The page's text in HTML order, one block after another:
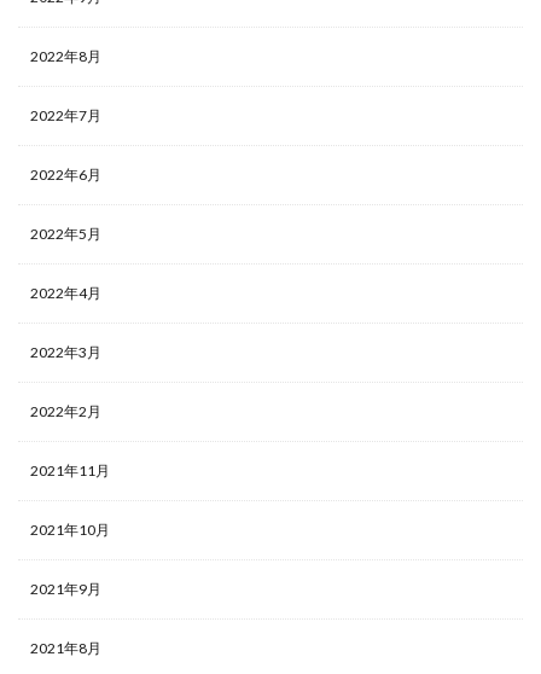
2022年8月
2022年7月
2022年6月
2022年5月
2022年4月
2022年3月
2022年2月
2021年11月
2021年10月
2021年9月
2021年8月